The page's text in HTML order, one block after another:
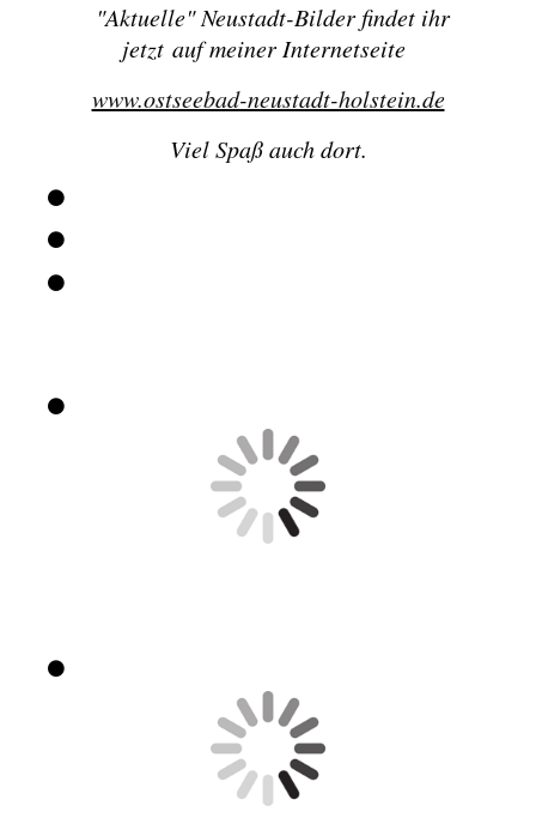
"Aktuelle" Neustadt-Bilder findet ihr
jetzt auf meiner Internetseite
www.ostseebad-neustadt-holstein.de
Viel Spaß auch dort.